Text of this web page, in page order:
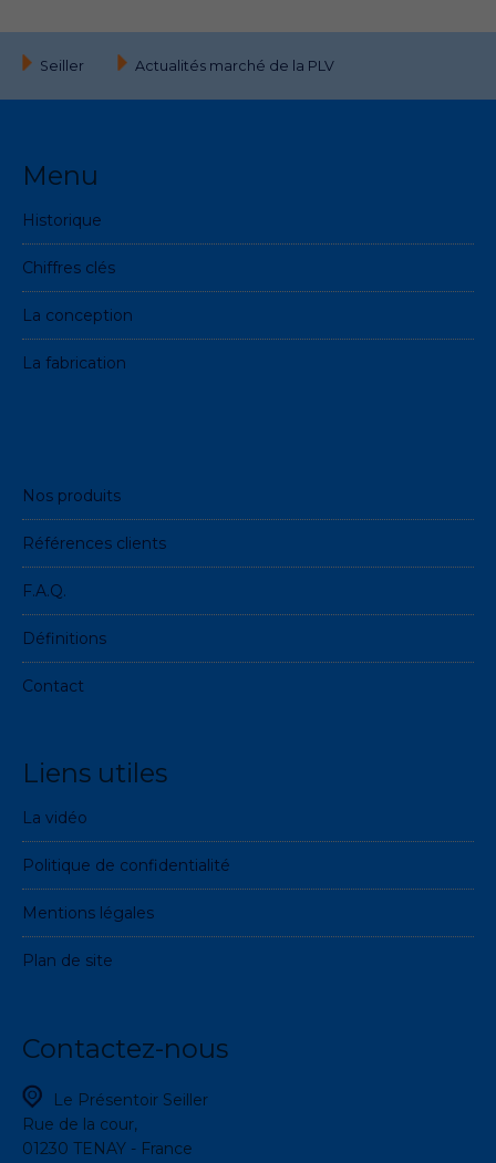
Seiller Actualités marché de la PLV
Menu
Historique
Chiffres clés
La conception
La fabrication
Nos produits
Références clients
F.A.Q.
Définitions
Contact
Liens utiles
La vidéo
Politique de confidentialité
Mentions légales
Plan de site
Contactez-nous
Le Présentoir Seiller
Rue de la cour,
01230 TENAY - France